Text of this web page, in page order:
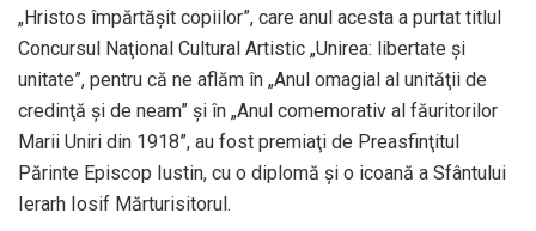
„Hristos împărtăşit copiilor”, care anul acesta a purtat titlul
Concursul Naţional Cultural Artistic „Unirea: libertate şi
unitate”, pentru că ne aflăm în „Anul omagial al unităţii de
credinţă şi de neam” şi în „Anul comemorativ al făuritorilor
Marii Uniri din 1918”, au fost premiaţi de Preasfinţitul
Părinte Episcop Iustin, cu o diplomă şi o icoană a Sfântului
Ierarh Iosif Mărturisitorul.